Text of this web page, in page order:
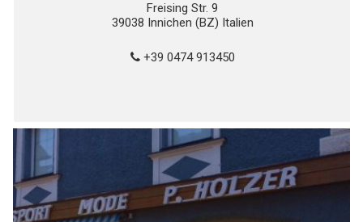
Freising Str. 9
39038 Innichen (BZ) Italien
+39 0474 913450